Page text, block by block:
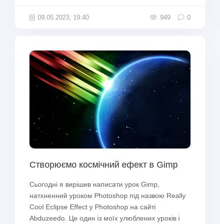
09.05.2023, 19:40 949 0
Створюємо космічний ефект в Gimp
Сьогодні я вирішив написати урок Gimp,
натхненний уроком Photoshop під назвою Really
Cool Eclipse Effect у Photoshop на сайті
Abduzeedo. Це один із моїх улюблених уроків і